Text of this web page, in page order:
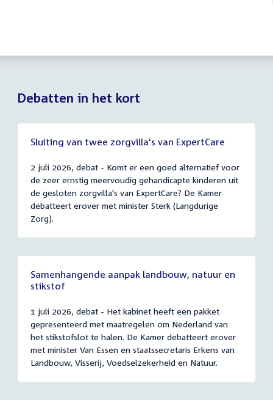
Debatten in het kort
Sluiting van twee zorgvilla's van ExpertCare
2 juli 2026, debat - Komt er een goed alternatief voor
de zeer ernstig meervoudig gehandicapte kinderen uit
de gesloten zorgvilla's van ExpertCare? De Kamer
debatteert erover met minister Sterk (Langdurige
Zorg).
Samenhangende aanpak landbouw, natuur en
stikstof
1 juli 2026, debat - Het kabinet heeft een pakket
gepresenteerd met maatregelen om Nederland van
het stikstofslot te halen. De Kamer debatteert erover
met minister Van Essen en staatssecretaris Erkens van
Landbouw, Visserij, Voedselzekerheid en Natuur.